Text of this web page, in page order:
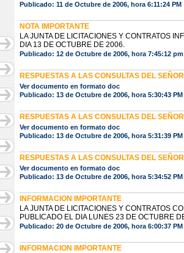
Publicado: 11 de Octubre de 2006, hora 6:11:24 PM
NOTA IMPORTANTE
LA JUNTA DE LICITACIONES Y CONTRATOS
DIA 13 DE OCTUBRE DE 2006.
Publicado: 12 de Octubre de 2006, hora 7:45:12 pm
RESPUESTAS A LAS CONSULTAS DEL
Ver documento en formato doc
Publicado: 13 de Octubre de 2006, hora 5:30:43 PM
RESPUESTAS A LAS CONSULTAS DEL
Ver documento en formato doc
Publicado: 13 de Octubre de 2006, hora 5:31:39 PM
RESPUESTAS A LAS CONSULTAS DEL
Ver documento en formato doc
Publicado: 13 de Octubre de 2006, hora 5:34:52 PM
INFORMACION IMPORTANTE
LA JUNTA DE LICITACIONES Y CONTRATOS
PUBLICADO EL DIA LUNES 23 DE OCTUBRE
Publicado: 20 de Octubre de 2006, hora 6:00:37 PM
INFORMACION IMPORTANTE